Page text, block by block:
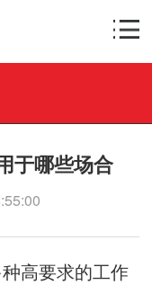
于哪些场合
高要求的工作